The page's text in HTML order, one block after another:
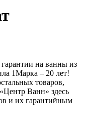
на ванны из
1Марка – 20 лет!
товаров,
Ванн» здесь
и их гарантийным